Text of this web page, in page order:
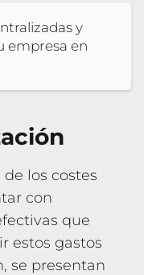
y
empresa en
los costes
con
que
estos gastos
se presentan